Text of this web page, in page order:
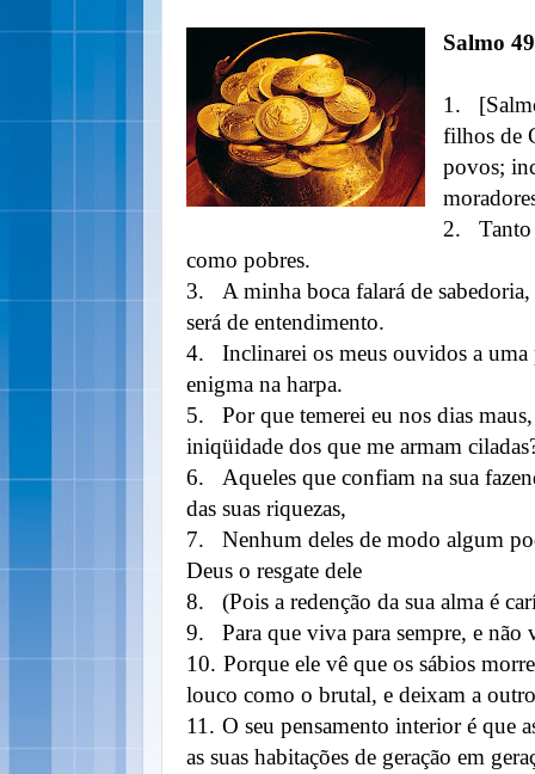
Salmo 49
1.
filhos de
povos;
2.
como pobres.
3.
A minha boca falará de
será de entendimento.
4.
Inclinarei os meus ouvidos a uma
enigma na harpa.
5.
Por que temerei eu nos dias
iniqüidade dos que me armam
6.
Aqueles que confiam na sua
das suas riquezas,
7.
Nenhum deles de modo algum
Deus o resgate dele
8.
(Pois a redenção da sua alma é
9.
Para que viva para sempre, e não
10. Porque ele vê que os sábios
louco como o brutal, e deixam a
11. O seu pensamento interior é que
as suas habitações de geração em